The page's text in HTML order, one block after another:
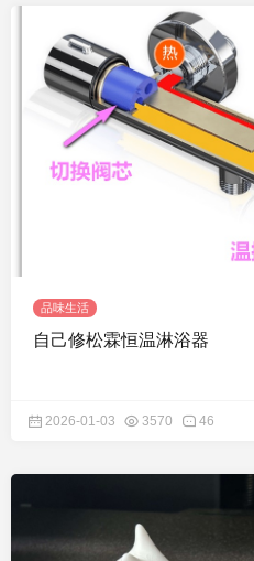
品味生活
自己修松霖恒温淋浴器
2026-01-03 3570 46